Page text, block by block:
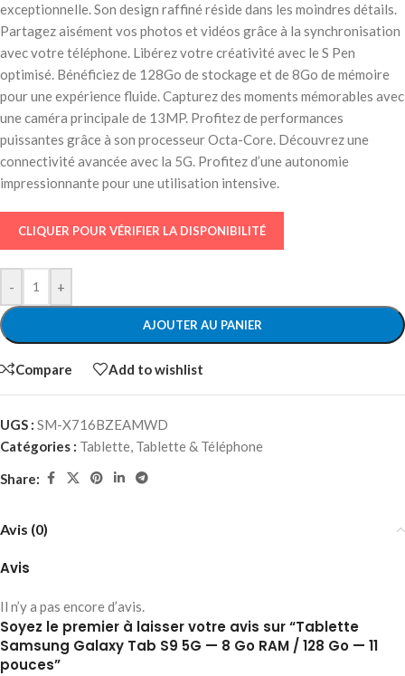
exceptionnelle. Son design raffiné réside dans les moindres détails.
Partagez aisément vos photos et vidéos grâce à la synchronisation
avec votre téléphone. Libérez votre créativité avec le S Pen
optimisé. Bénéficiez de 128Go de stockage et de 8Go de mémoire
pour une expérience fluide. Capturez des moments mémorables avec
une caméra principale de 13MP. Profitez de performances
puissantes grâce à son processeur Octa-Core. Découvrez une
connectivité avancée avec la 5G. Profitez d’une autonomie
impressionnante pour une utilisation intensive.
CLIQUER POUR VÉRIFIER LA DISPONIBILITÉ
- +
AJOUTER AU PANIER
Compare Add to wishlist
UGS : SM-X716BZEAMWD
Catégories : Tablette, Tablette & Téléphone
Share:
Avis (0)
Avis
Il n’y a pas encore d’avis.
Soyez le premier à laisser votre avis sur “Tablette
Samsung Galaxy Tab S9 5G — 8 Go RAM / 128 Go — 11
pouces”